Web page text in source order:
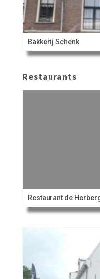
Bakkerij Schenk
Restaurants
Restaurant de